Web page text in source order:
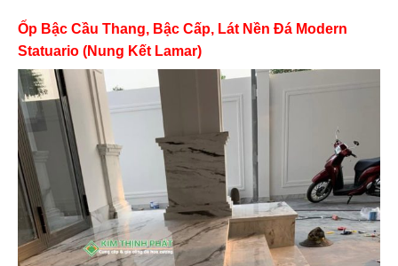
Ốp Bậc Cầu Thang, Bậc Cấp, Lát Nền Đá Modern
Statuario (Nung Kết Lamar)